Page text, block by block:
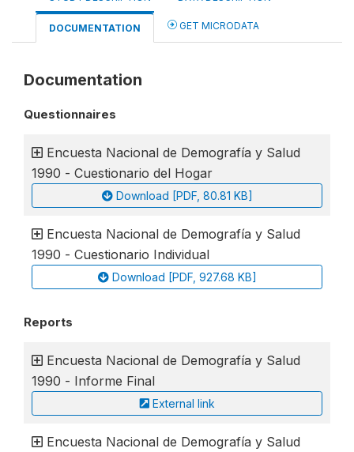
DOCUMENTATION GET MICRODATA
Documentation
Questionnaires
Encuesta Nacional de Demografía y Salud
1990 - Cuestionario del Hogar
Download [PDF, 80.81 KB]
Encuesta Nacional de Demografía y Salud
1990 - Cuestionario Individual
Download [PDF, 927.68 KB]
Reports
Encuesta Nacional de Demografía y Salud
1990 - Informe Final
External link
Encuesta Nacional de Demografía y Salud